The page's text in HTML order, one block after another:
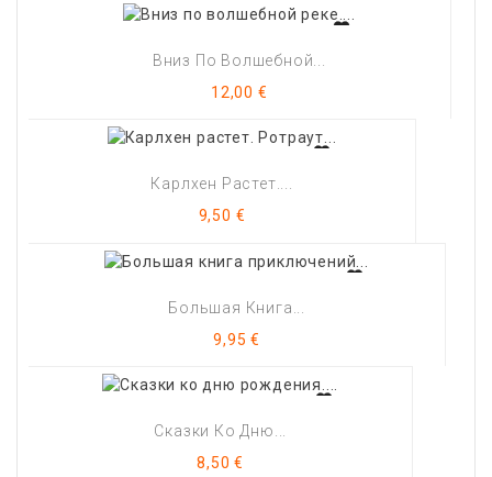
Вниз По Волшебной...
Цена
12,00 €
Карлхен Растет....
Цена
9,50 €
Большая Книга...
Цена
9,95 €
Сказки Ко Дню...
Цена
8,50 €